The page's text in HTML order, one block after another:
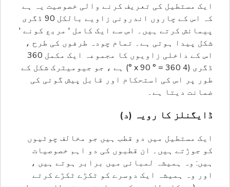
ایک مستطیل کی تعریف کرنے والی خصوصیت یہ ہے
کہ اس کے چاروں اندرونی زاویے بالکل 90 ڈگری
پیمائش کرتے ہیں۔ اس سے ایک کامل ' مربع کونے '
شکل پیدا ہوتی ہے۔ تمام چودہ طرفوں کی طرح ،
اس کے داخلی زاویوں کا مجموعہ ایک مکمل 360
ڈگری (4 x 90 ° = 360 °) ہے ، جو جیومیٹرک شکل کے
طور پر اس کی استحکام اور قابل پیش گوئی کی
ضمانت دیتا ہے۔
ڈایگنلز کا رویہ (د)
ایک مستطیل میں دو قطب ہیں جو مخالف چوٹیوں
کو جوڑتے ہیں۔ ان قطبوں کی دو اہم خصوصیات
ہیں: وہ ہمیشہ لمبائی میں برابر ہوتے ہیں ،
اور وہ ہمیشہ ایک دوسرے کو ٹکڑے ٹکڑے کرتے